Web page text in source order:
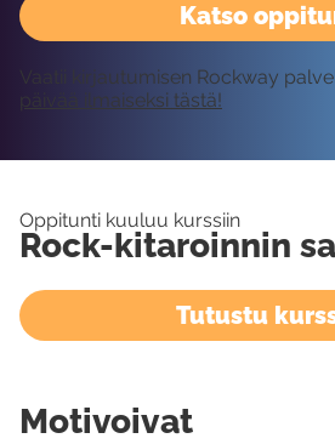
Katso
Vaatii kirjautumisen Rockway
päivää ilmaiseksi tästä!
Oppitunti kuuluu kurssiin
Rock-kitaroinnin
Tutustu
Motivoivat